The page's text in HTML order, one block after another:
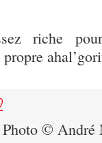
riche
Photo ©